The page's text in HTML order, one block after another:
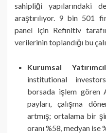
sahipliği yapılarındaki
araştırılıyor. 9 bin 501
panel için Refinitiv
verilerinin toplandığı bu
Kurumsal
institutional
borsada işlem gören
payları, çalışma
artmış; ortalama bir
oranı %58, medyan ise